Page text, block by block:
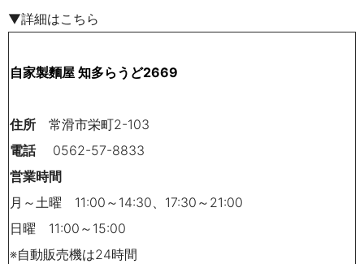
▼詳細はこちら
自家製麵屋 知多らうど2669
住所 常滑市栄町2-103
電話
0562-57-8833
営業時間
月～土曜 11:00～14:30、17:30～21:00
日曜 11:00～15:00
※自動販売機は24時間